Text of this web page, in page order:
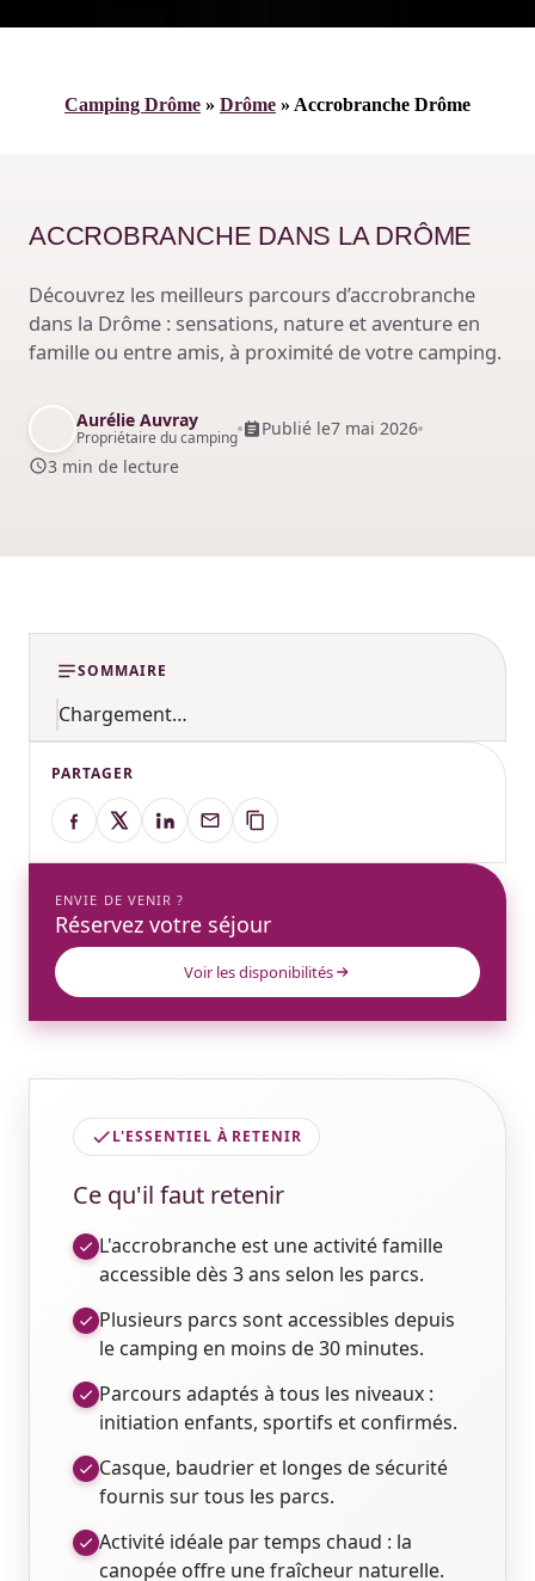
Camping Drôme » Drôme » Accrobranche Drôme
ACCROBRANCHE DANS LA DRÔME
Découvrez les meilleurs parcours d’accrobranche
dans la Drôme : sensations, nature et aventure en
famille ou entre amis, à proximité de votre camping.
Aurélie Auvray
Propriétaire du camping Publié le7 mai 2026
3 min de lecture
SOMMAIRE
Chargement…
PARTAGER
ENVIE DE VENIR ?
Réservez votre séjour
Voir les disponibilités
L'ESSENTIEL À RETENIR
Ce qu'il faut retenir
L'accrobranche est une activité famille
accessible dès 3 ans selon les parcs.
Plusieurs parcs sont accessibles depuis
le camping en moins de 30 minutes.
Parcours adaptés à tous les niveaux :
initiation enfants, sportifs et confirmés.
Casque, baudrier et longes de sécurité
fournis sur tous les parcs.
Activité idéale par temps chaud : la
canopée offre une fraîcheur naturelle.